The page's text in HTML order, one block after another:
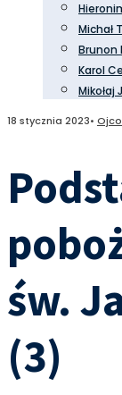
Michał
Brunon
Karol
Mikołaj
18 stycznia 2023•
św.
(3)